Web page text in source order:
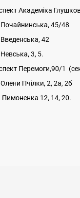
Академіка
45/48
42
3, 5.
Перемоги,90/1
Пчілки, 2, 2а, 2б
Пимоненка 12, 14, 20.